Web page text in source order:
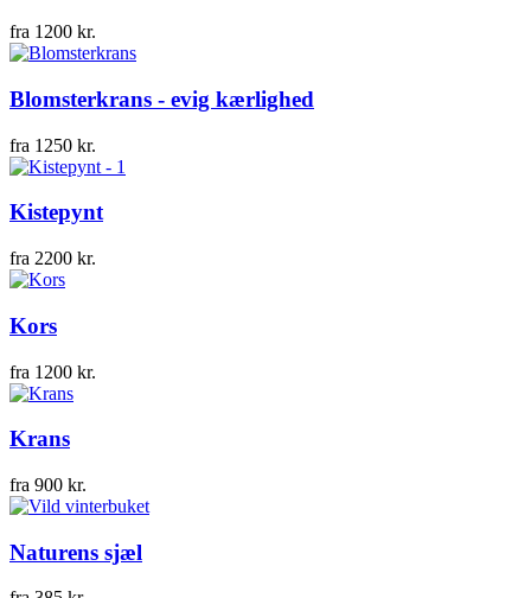
fra 1200 kr.
Blomsterkrans - evig kærlighed
fra 1250 kr.
Kistepynt
fra 2200 kr.
Kors
fra 1200 kr.
Krans
fra 900 kr.
Naturens sjæl